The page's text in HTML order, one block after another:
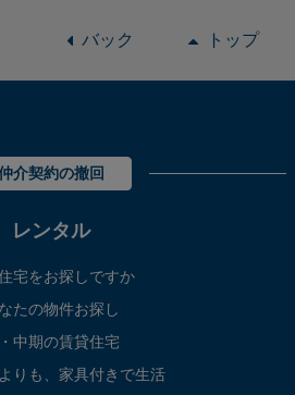
バック トップ
介契約の撤回
レンタル
宅をお探しですか
たの物件お探し
中期の賃貸住宅
りも、家具付きで生活